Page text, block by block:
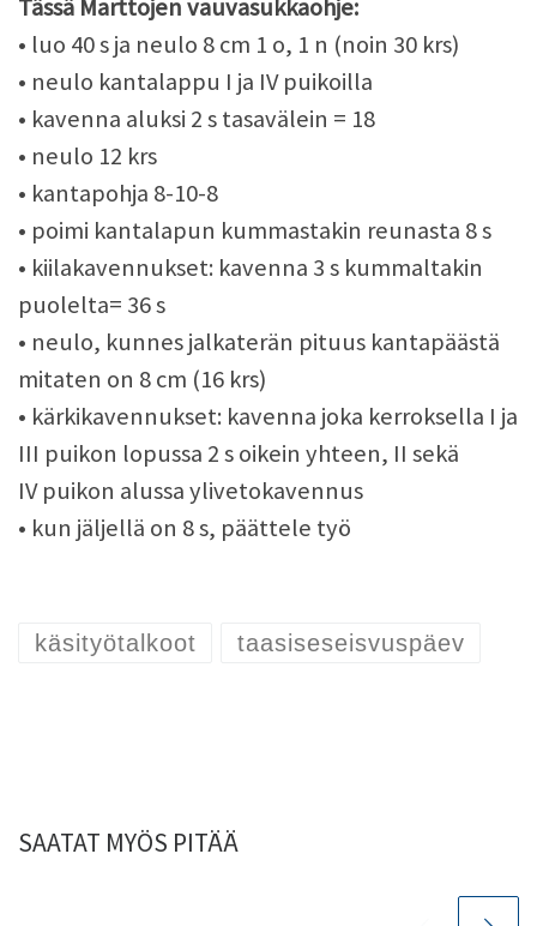
Tässä Marttojen vauvasukkaohje:
• luo 40 s ja neulo 8 cm 1 o, 1 n (noin 30 krs)
• neulo kantalappu I ja IV puikoilla
• kavenna aluksi 2 s tasavälein = 18
• neulo 12 krs
• kantapohja 8-10-8
• poimi kantalapun kummastakin reunasta 8 s
• kiilakavennukset: kavenna 3 s kummaltakin
puolelta= 36 s
• neulo, kunnes jalkaterän pituus kantapäästä
mitaten on 8 cm (16 krs)
• kärkikavennukset: kavenna joka kerroksella I ja
III puikon lopussa 2 s oikein yhteen, II sekä
IV puikon alussa ylivetokavennus
• kun jäljellä on 8 s, päättele työ
käsityötalkoot taasiseseisvuspäev
SAATAT MYÖS PITÄÄ